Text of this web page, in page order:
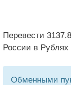
Перевести
России в
Обменными